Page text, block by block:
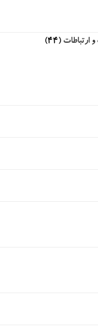
ارتباطات (44)